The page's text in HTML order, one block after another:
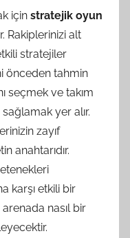
için stratejik oyun
Rakiplerinizi alt
stratejiler
önceden tahmin
seçmek ve takım
yer alır.
zayıf
anahtarıdır.
karşı etkili bir
nasıl bir